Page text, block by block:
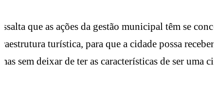
que as ações da gestão municipal têm se
turística, para que a cidade possa receber
sem deixar de ter as características de ser uma